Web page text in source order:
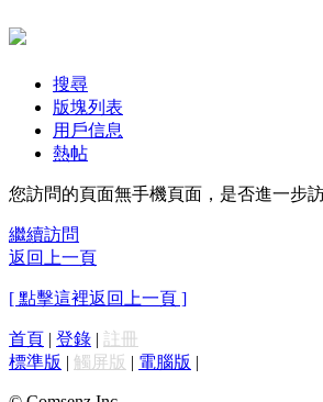
搜尋
版塊列表
用戶信息
熱帖
您訪問的頁面無手機頁面，是否進一步
繼續訪問
返回上一頁
[ 點擊這裡返回上一頁 ]
首頁 | 登錄 | 註冊
標準版 | 觸屏版 | 電腦版 |